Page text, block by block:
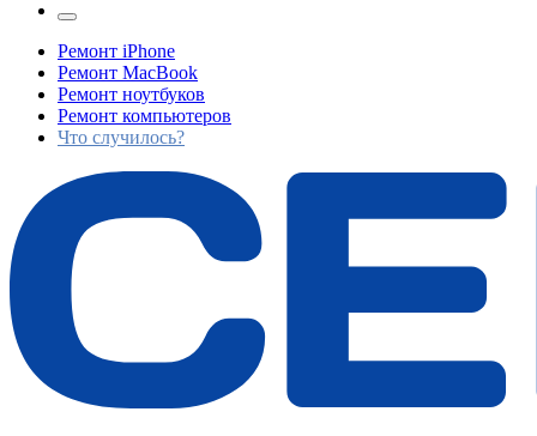
Ремонт iPhone
Ремонт MacBook
Ремонт ноутбуков
Ремонт компьютеров
Что случилось?